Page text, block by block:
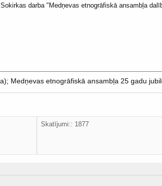
"Medņevas etnogrāfiskā ansambļa
Medņevas etnogrāfiskā ansambļa 25 gadu
Skatījumi:: 1877